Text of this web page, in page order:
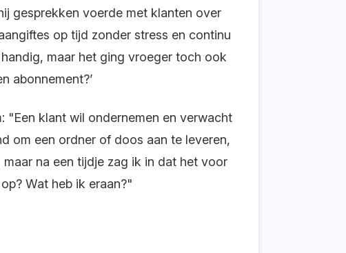
gesprekken voerde met klanten over
op tijd zonder stress en continu
maar het ging vroeger toch ook
abonnement?’
klant wil ondernemen en verwacht
om een ordner of doos aan te leveren,
na een tijdje zag ik in dat het voor
Wat heb ik eraan?"